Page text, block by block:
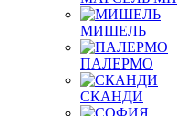
МИШЕЛЬ
ПАЛЕРМО
СКАНДИ